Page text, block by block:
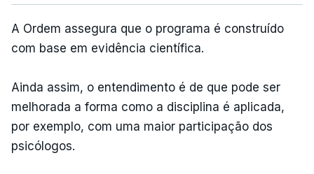
A Ordem assegura que o programa é construído
com base em evidência científica.
Ainda assim, o entendimento é de que pode ser
melhorada a forma como a disciplina é aplicada,
por exemplo, com uma maior participação dos
psicólogos.